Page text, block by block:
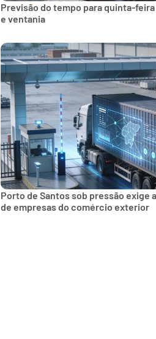
Previsão do tempo para quinta-
e ventania
Porto de Santos sob pressão exige
de empresas do comércio exterior